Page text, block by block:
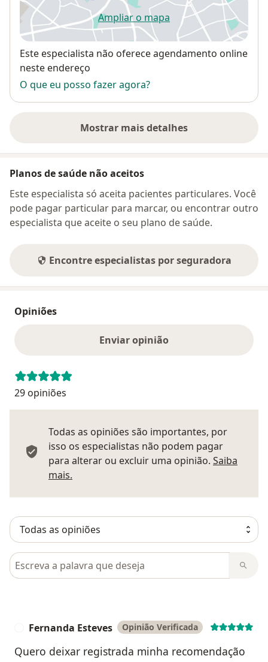
Ampliar o mapaabre num novo separador
Disponibilidade
Este especialista não oferece agendamento online
neste endereço
O que eu posso fazer agora?
Mostrar mais detalhes
sobre o endereço
Planos de saúde não aceitos
Este especialista só aceita pacientes particulares. Você
pode pagar particular para marcar, ou encontrar outro
especialista que aceite o seu plano de saúde.
Encontre especialistas por seguradora
Opiniões
Enviar opinião
29 opiniões
Todas as opiniões são importantes, por
isso os especialistas não podem pagar
para alterar ou excluir uma opinião. Saiba
mais.
Pesquisar em opiniões
Fernanda Esteves Opinião Verificada
Quero deixar registrada minha recomendação